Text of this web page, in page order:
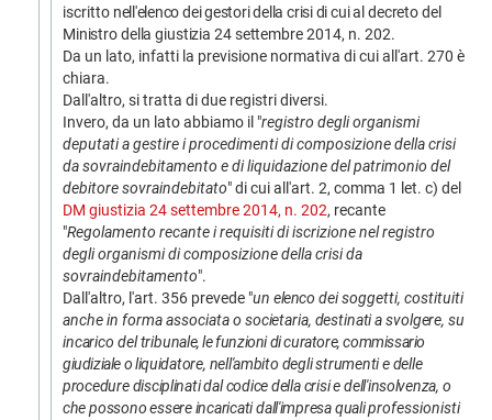
iscritto nell'elencodeigestoridella crisi di cuial decretodel
Ministrodella giustizia 24settembre 2014, n. 202.
Da un lato, infatti la previsione normativa di cui all'art. 270 è
chiara.
Dall'altro, si tratta di due registri diversi.
Invero, da un lato abbiamo il "registro degli organismi
deputati a gestire i procedimenti di composizione della crisi
da sovraindebitamento e di liquidazione del patrimonio del
debitore sovraindebitato" di cui all'art. 2, comma 1 let. c) del
DM giustizia 24 settembre 2014, n. 202, recante
"Regolamento recante i requisiti di iscrizione nel registro
degli organismi di composizione della crisi da
sovraindebitamento".
Dall'altro, l'art. 356 prevede "un elenco dei soggetti, costituiti
anche in forma associata o societaria, destinatia svolgere, su
incarico del tribunale, le funzioni di curatore, commissario
giudiziale oliquidatore, nell'ambito deglistrumentie delle
procedure disciplinatidal codicedella crisiedell'insolvenza, o
che possono essere incaricatidall'impresaqualiprofessionisti